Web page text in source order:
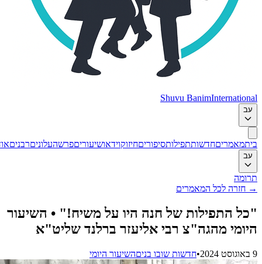
Shuvu Banim
מאמריםחדשותתפילותסיפוריםחיזוקוידאושיעוריםפרשהעלוניםרבניםאודות
חזרה לכל המאמרים
התפילות של חנה היו על משיח!" • השיעור
מהגה"צ רבי אליעזר ברלנד שליט"א
•חדשות שובו בניםהשיעור היומי